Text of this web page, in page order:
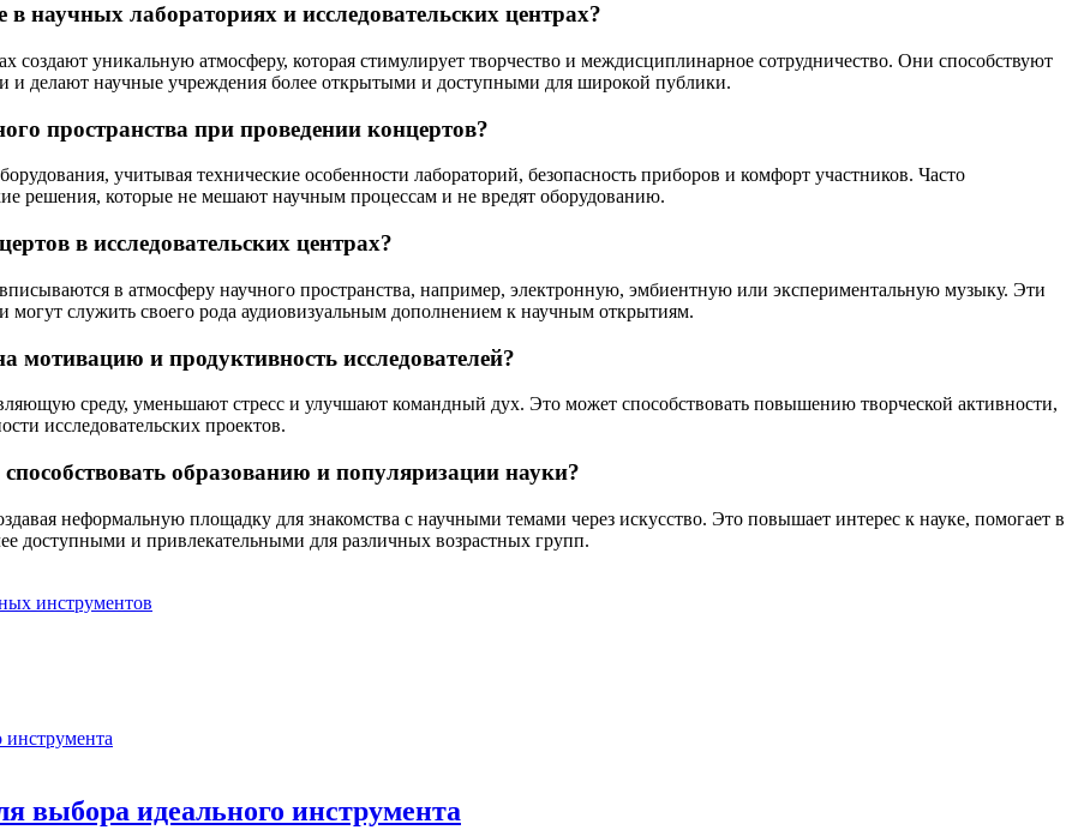
научных лабораториях и исследовательских центрах?
создают уникальную атмосферу, которая стимулирует творчество и междисциплинарное сотрудничество. Они способствуют
делают научные учреждения более открытыми и доступными для широкой публики.
пространства при проведении концертов?
учитывая технические особенности лабораторий, безопасность приборов и комфорт участников. Часто
решения, которые не мешают научным процессам и не вредят оборудованию.
в исследовательских центрах?
в атмосферу научного пространства, например, электронную, эмбиентную или экспериментальную музыку. Эти
могут служить своего рода аудиовизуальным дополнением к научным открытиям.
и продуктивность исследователей?
среду, уменьшают стресс и улучшают командный дух. Это может способствовать повышению творческой активности,
исследовательских проектов.
образованию и популяризации науки?
неформальную площадку для знакомства с научными темами через искусство. Это повышает интерес к науке, помогает в
доступными и привлекательными для различных возрастных групп.
инструментов
выбора идеального инструмента